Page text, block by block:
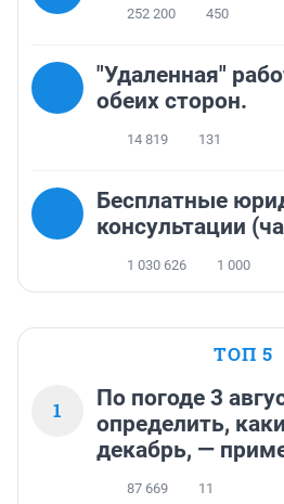
252 200 450
"Удаленная"
обеих сторон.
14 819 131
Бесплатные
консультации
1 030 626 1 000
ТОП 5
1
По погоде 3
определить,
декабрь, —
87 669 11